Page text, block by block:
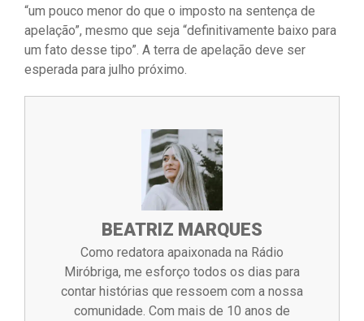
“um pouco menor do que o imposto na sentença de
apelação”, mesmo que seja “definitivamente baixo para
um fato desse tipo”. A terra de apelação deve ser
esperada para julho próximo.
BEATRIZ MARQUES
Como redatora apaixonada na Rádio
Miróbriga, me esforço todos os dias para
contar histórias que ressoem com a nossa
comunidade. Com mais de 10 anos de